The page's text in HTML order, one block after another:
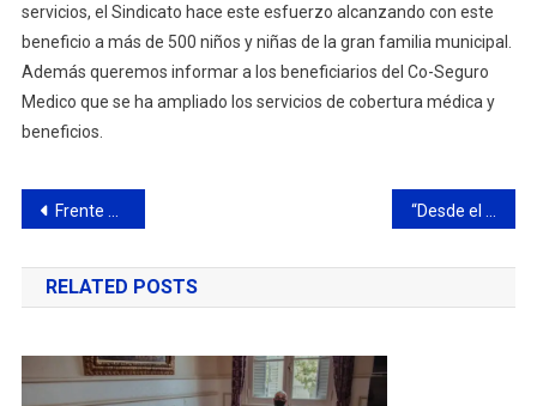
servicios, el Sindicato hace este esfuerzo alcanzando con este
beneficio a más de 500 niños y niñas de la gran familia municipal.
Además queremos informar a los beneficiarios del Co-Seguro
Medico que se ha ampliado los servicios de cobertura médica y
beneficios.
Navegación
de
entradas
Frente Grande: “tenemos enfrente la posibilidad de construir un nuevo sistema social y productivo”
RELATED POSTS